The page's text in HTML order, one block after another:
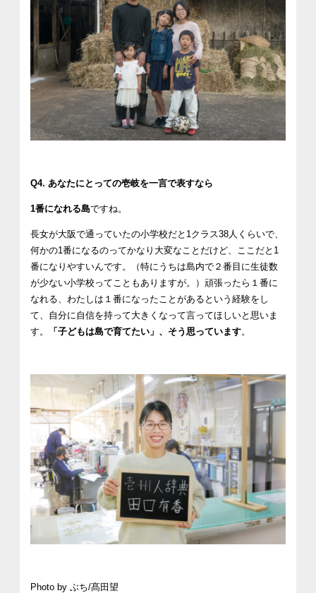
Q4. あなたにとっての壱岐を一言で表すなら
1番になれる島ですね。
長女が大阪で通っていたの小学校だと1クラス38人くらいで、
何かの1番になるのってかなり大変なことだけど、ここだと1
番になりやすいんです。（特にうちは島内で２番目に生徒数
が少ない小学校ってこともありますが。）頑張ったら１番に
なれる、わたしは１番になったことがあるという経験をし
て、自分に自信を持って大きくなって言ってほしいと思いま
す。
「子どもは島で育てたい」、そう思っています。
Photo by ぶち/髙田望